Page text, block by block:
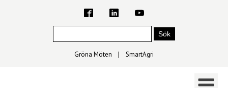
Gröna Möten ∣ SmartAgri